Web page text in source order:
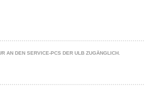
AN DEN SERVICE-PCS DER ULB ZUGÄNGLICH.